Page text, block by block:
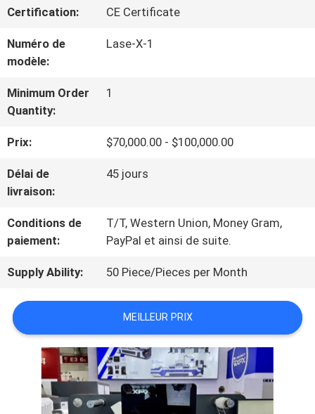
LE
SPECTACLE
VR
À
PROPOS
DE
L'USINE
CONTRÔLE
Certification: CE Certificate
Numéro de
modèle:
Lase-X-1
Minimum Order
Quantity:
1
Prix: $70,000.00 - $100,000.00
Délai de
livraison:
45 jours
Conditions de
paiement:
T/T, Western Union, Money Gram,
PayPal et ainsi de suite.
Supply Ability: 50 Piece/Pieces per Month
MEILLEUR PRIX